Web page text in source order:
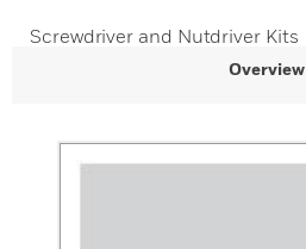
Screwdriver and Nutdriver Kits
Overview